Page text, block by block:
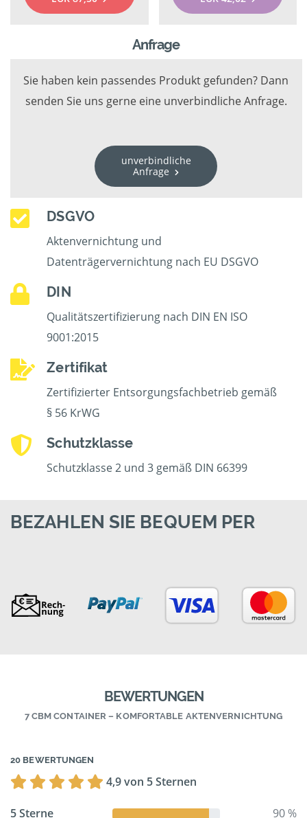
Anfrage
Sie haben kein passendes Produkt gefunden? Dann
senden Sie uns gerne eine unverbindliche Anfrage.
unverbindliche
Anfrage
DSGVO
Aktenvernichtung und
Datenträgervernichtung nach EU DSGVO
DIN
Qualitätszertifizierung nach DIN EN ISO
9001:2015
Zertifikat
Zertifizierter Entsorgungsfachbetrieb gemäß
§ 56 KrWG
Schutzklasse
Schutzklasse 2 und 3 gemäß DIN 66399
BEZAHLEN SIE BEQUEM PER
BEWERTUNGEN
7 CBM CONTAINER – KOMFORTABLE AKTENVERNICHTUNG
20 BEWERTUNGEN
4,9 von 5 Sternen
5 Sterne
90 %